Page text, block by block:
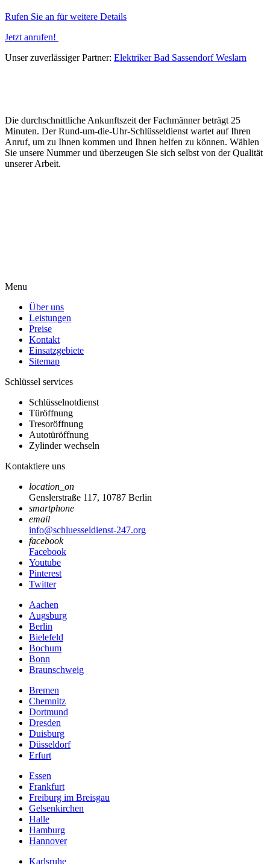
Rufen Sie an für weitere Details
Jetzt anrufen!
Unser zuverlässiger Partner: Elektriker Bad Sassendorf Weslarn
Die durchschnittliche Ankunftszeit der Fachmänner beträgt 25
Minuten. Der Rund-um-die-Uhr-Schlüsseldienst wartet auf Ihren
Anruf, um zu Ihnen kommen und Ihnen helfen zu können. Wählen
Sie unsere Nummer und überzeugen Sie sich selbst von der Qualität
unserer Arbeit.
Menu
Über uns
Leistungen
Preise
Kontakt
Einsatzgebiete
Sitemap
Schlüssel services
Schlüsselnotdienst
Türöffnung
Tresoröffnung
Autotüröffnung
Zylinder wechseln
Kontaktiere uns
location_on
Genslerstraße 117, 10787 Berlin
smartphone
email
info@schluesseldienst-247.org
facebook
Facebook
Youtube
Pinterest
Twitter
Aachen
Augsburg
Berlin
Bielefeld
Bochum
Bonn
Braunschweig
Bremen
Chemnitz
Dortmund
Dresden
Duisburg
Düsseldorf
Erfurt
Essen
Frankfurt
Freiburg im Breisgau
Gelsenkirchen
Halle
Hamburg
Hannover
Karlsruhe